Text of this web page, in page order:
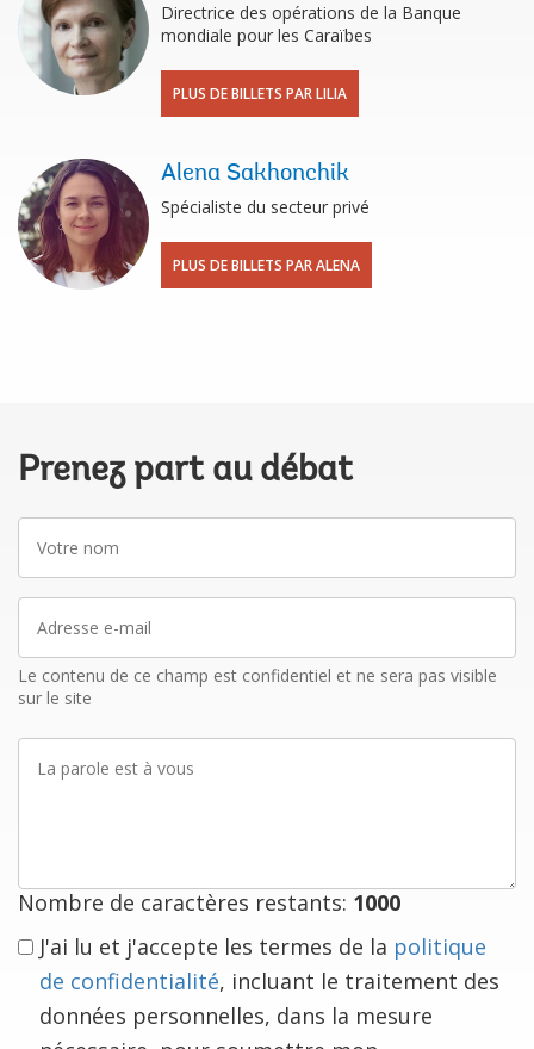
Directrice des opérations de la Banque
mondiale pour les Caraïbes
PLUS DE BILLETS PAR LILIA
Alena Sakhonchik
Spécialiste du secteur privé
PLUS DE BILLETS PAR ALENA
Prenez part au débat
nom
mail
Le contenu de ce champ est confidentiel et ne sera pas visible
sur le site
parole
Nombre de caractères restants: 1000
J'ai lu et j'accepte les termes de la politique
de confidentialité, incluant le traitement des
données personnelles, dans la mesure